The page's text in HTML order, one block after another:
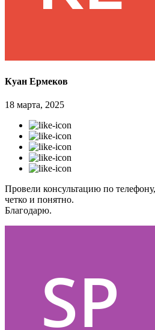
Куан Ермеков
18 марта, 2025
Провели консультацию по
четко и понятно.
Благодарю.